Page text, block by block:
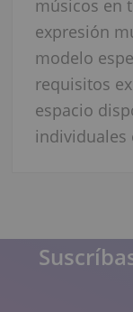
músicos en
expresión
modelo
requisitos
espacio
individuales